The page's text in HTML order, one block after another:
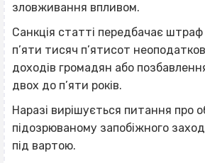
зловживання впливом.
Санкція статті передбачає
п’яти тисяч п’ятисот
доходів громадян або
двох до п’яти років.
Наразі вирішується питання про
підозрюваному запобіжного
під вартою.